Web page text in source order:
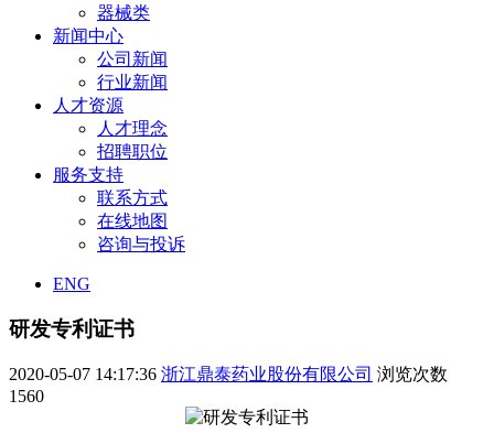
器械类
新闻中心
公司新闻
行业新闻
人才资源
人才理念
招聘职位
服务支持
联系方式
在线地图
咨询与投诉
ENG
研发专利证书
2020-05-07 14:17:36 浙江鼎泰药业股份有限公司 浏览次数
1560